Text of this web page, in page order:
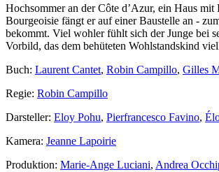
Hochsommer an der Côte d’Azur, ein Haus
Bourgeoisie fängt er auf einer Baustelle an -
bekommt. Viel wohler fühlt sich der Junge bei
Vorbild, das dem behüteten Wohlstandskind
Buch: Laurent Cantet, Robin Campillo, Gilles
Regie: Robin Campillo
Darsteller: Eloy Pohu, Pierfrancesco Favino,
Kamera: Jeanne Lapoirie
Produktion: Marie-Ange Luciani, Andrea